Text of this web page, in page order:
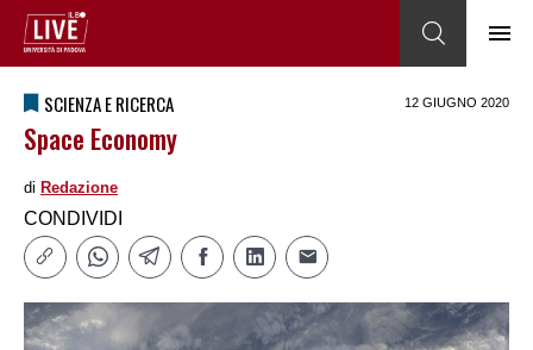
SCIENZA E RICERCA 12 GIUGNO 2020
Space Economy
di Redazione
CONDIVIDI